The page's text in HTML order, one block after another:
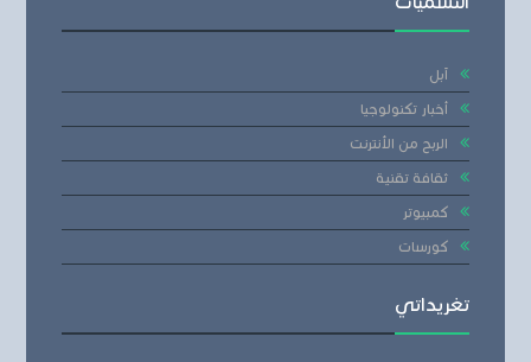
آبل
أخبار تكنولوجيا
الربح من الأنترنت
ثقافة تقنية
كمبيوتر
كورسات
تغريداتي